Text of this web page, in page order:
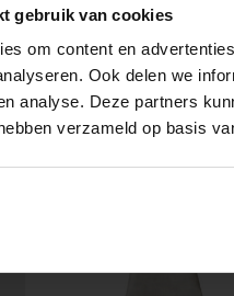
gebruik van cookies
om content en
Ook delen we
analyse. Deze partners
verzameld op basis
ook